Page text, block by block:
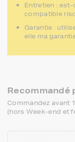
Recommandé
Commandez avant
(hors Week-end et
Entretien :
compatible
Garantie :
elle ma